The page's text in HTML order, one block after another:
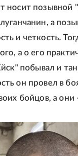
носит позывной
а
и четкость.
а о его
побывал и
он провел в
бойцов, а они